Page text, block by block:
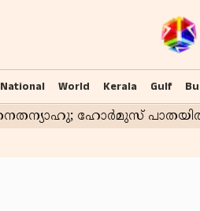
National World Kerala Gulf